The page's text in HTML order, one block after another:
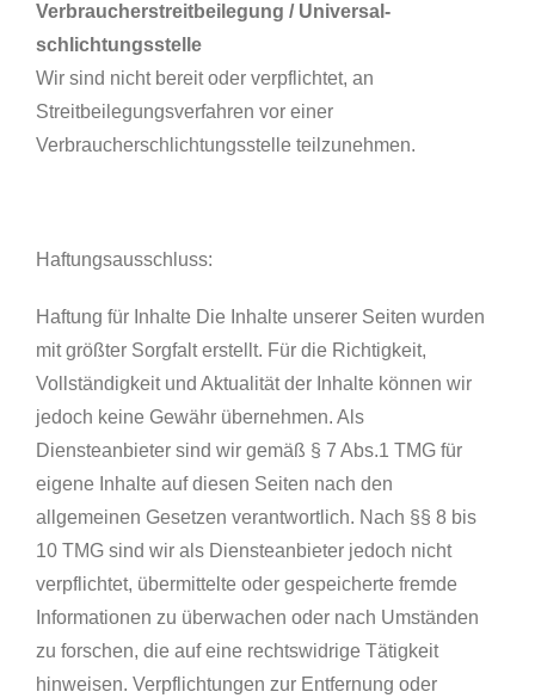
Verbraucher­streit­beilegung / Universal­
schlichtungs­stelle
Wir sind nicht bereit oder verpflichtet, an
Streitbeilegungsverfahren vor einer
Verbraucherschlichtungsstelle teilzunehmen.
Haftungsausschluss:
Haftung für Inhalte Die Inhalte unserer Seiten wurden
mit größter Sorgfalt erstellt. Für die Richtigkeit,
Vollständigkeit und Aktualität der Inhalte können wir
jedoch keine Gewähr übernehmen. Als
Diensteanbieter sind wir gemäß § 7 Abs.1 TMG für
eigene Inhalte auf diesen Seiten nach den
allgemeinen Gesetzen verantwortlich. Nach §§ 8 bis
10 TMG sind wir als Diensteanbieter jedoch nicht
verpflichtet, übermittelte oder gespeicherte fremde
Informationen zu überwachen oder nach Umständen
zu forschen, die auf eine rechtswidrige Tätigkeit
hinweisen. Verpflichtungen zur Entfernung oder